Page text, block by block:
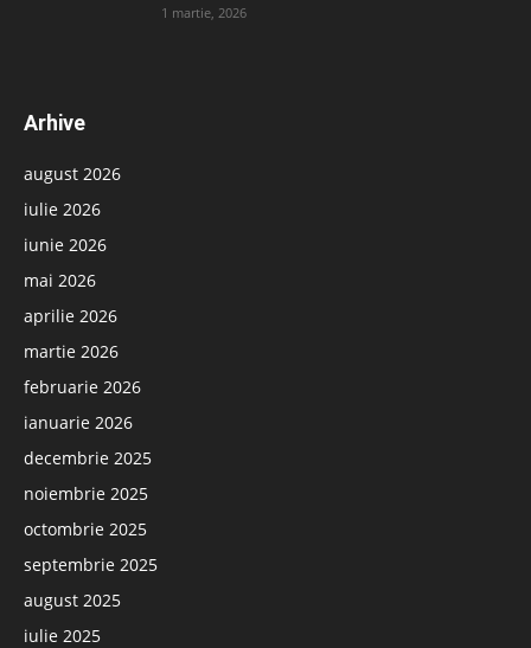
1 martie, 2026
Arhive
august 2026
iulie 2026
iunie 2026
mai 2026
aprilie 2026
martie 2026
februarie 2026
ianuarie 2026
decembrie 2025
noiembrie 2025
octombrie 2025
septembrie 2025
august 2025
iulie 2025